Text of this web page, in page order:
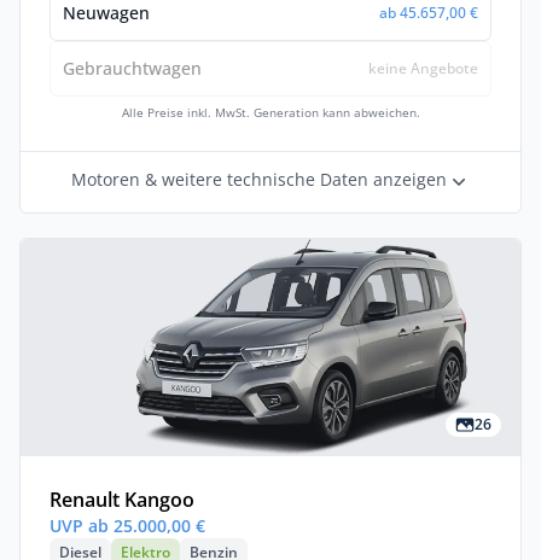
Neuwagen ab 45.657,00 €
Gebrauchtwagen keine Angebote
Alle Preise inkl. MwSt. Generation kann abweichen.
Motoren & weitere technische Daten anzeigen
26
Renault Kangoo
UVP ab 25.000,00 €
Diesel Elektro Benzin